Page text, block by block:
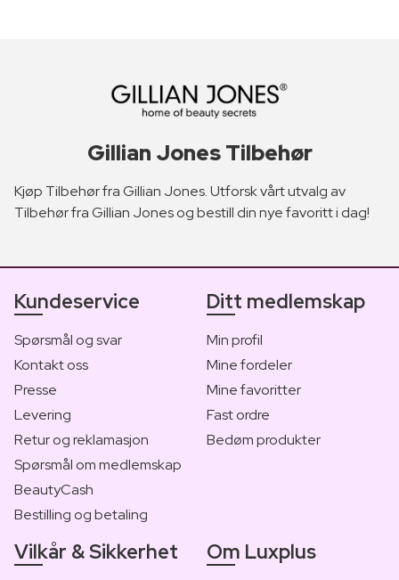
Gillian Jones Tilbehør
Kjøp Tilbehør fra Gillian Jones. Utforsk vårt utvalg av
Tilbehør fra Gillian Jones og bestill din nye favoritt i dag!
Kundeservice
Spørsmål og svar
Kontakt oss
Presse
Levering
Retur og reklamasjon
Spørsmål om medlemskap
BeautyCash
Bestilling og betaling
Ditt medlemskap
Min profil
Mine fordeler
Mine favoritter
Fast ordre
Bedøm produkter
Vilkår & Sikkerhet Om Luxplus